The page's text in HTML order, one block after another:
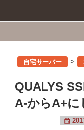
自宅サーバー >
QUALYS
A-からA+に